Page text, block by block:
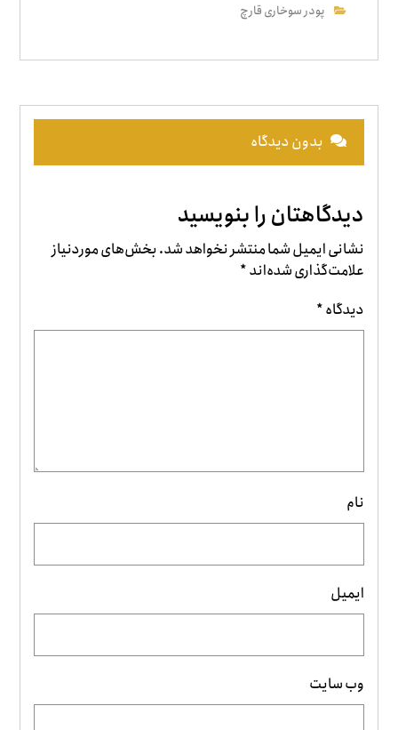
پودر سوخاری قارچ
بدون دیدگاه
دیدگاهتان را بنویسید
نشانی ایمیل شما منتشر نخواهد شد.بخش‌های موردنیاز
علامت‌گذاری شده‌اند*
دیدگاه*
نام
ایمیل
وب‌ سایت